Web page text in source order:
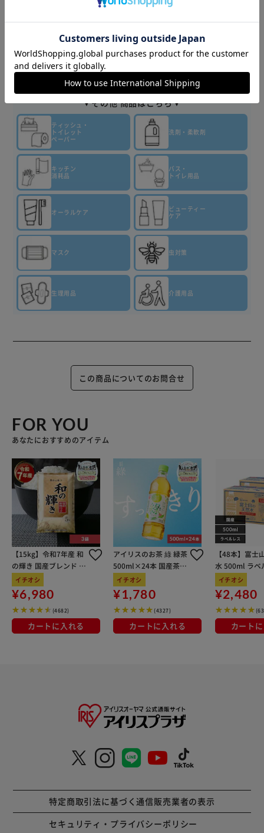
ル又は注文内容の変更をお願いいたしております。
予めご了承くださいますようお願いいたします。■こちらの
商品はアイリスプラザがセレクトしたオススメ商品です。
商品情報
▼その他 商品はこちら▼
ティッシュ・
トイレット
ペーパー
洗剤・柔軟剤
キッチン
消耗品
バス・
トイレ用品
オーラルケア
ビューティー
ケア
マスク 虫対策
生理用品 介護用品
この商品についてのお問合せ
FOR YOU
あなたにおすすめのアイテム
【15kg】令和7年産 和
の輝き 国産ブレンド 5
kg×3袋
イチオシ
¥6,980
(4682)
カートに入れる
アイリスのお茶 綠 緑茶
500ml×24本 国産茶葉
100％使用
イチオシ
¥1,780
(4327)
カートに入れる
【48本】富士
水 500ml ラベ
イチオシ
¥2,480
カート
特定商取引法に基づく通信販売業者の表示
セキュリティ・プライバシーポリシー